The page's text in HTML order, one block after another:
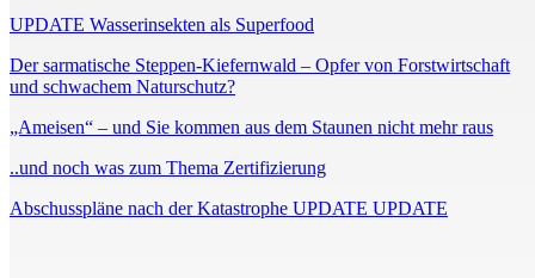
UPDATE Wasserinsekten als Superfood
Der sarmatische Steppen-Kiefernwald – Opfer von Forstwirtschaft
und schwachem Naturschutz?
„Ameisen“ – und Sie kommen aus dem Staunen nicht mehr raus
..und noch was zum Thema Zertifizierung
Abschusspläne nach der Katastrophe UPDATE UPDATE